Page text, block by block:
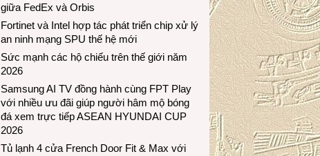
giữa FedEx và Orbis
Fortinet và Intel hợp tác phát triển chip xử lý
an ninh mạng SPU thế hệ mới
Sức mạnh các hộ chiếu trên thế giới năm
2026
Samsung AI TV đồng hành cùng FPT Play
với nhiều ưu đãi giúp người hâm mộ bóng
đá xem trực tiếp ASEAN HYUNDAI CUP
2026
Tủ lạnh 4 cửa French Door Fit & Max với